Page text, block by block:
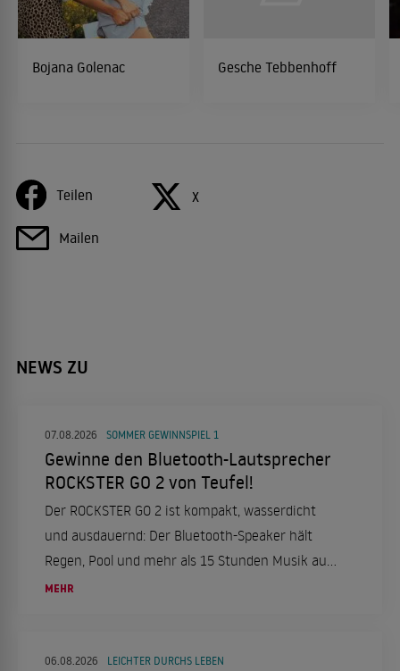
Bojana Golenac Gesche Tebbenhoff
Teilen X
Mailen
NEWS ZU
07.08.2026 SOMMER GEWINNSPIEL 1
Gewinne den Bluetooth-Lautsprecher
ROCKSTER GO 2 von Teufel!
Der ROCKSTER GO 2 ist kompakt, wasserdicht
und ausdauernd: Der Bluetooth-Speaker hält
Regen, Pool und mehr als 15 Stunden Musik aus.
Wir verlosen einen Lautsprecher!
MEHR
06.08.2026 LEICHTER DURCHS LEBEN